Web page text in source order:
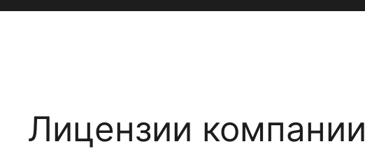
Лицензии компании